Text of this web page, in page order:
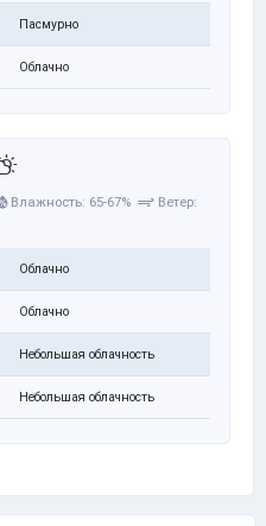
Пасмурно
Облачно
Влажность: 65-67%
Ветер:
Облачно
Облачно
Небольшая облачность
Небольшая облачность